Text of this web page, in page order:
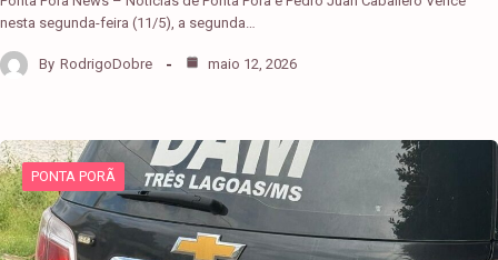
nesta segunda-feira (11/5), a segunda…
By RodrigoDobre maio 12, 2026
PONTA PORÃ